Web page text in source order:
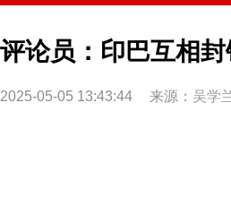
评论员：印巴互相
2025-05-05 13:43:44 来源： 吴学